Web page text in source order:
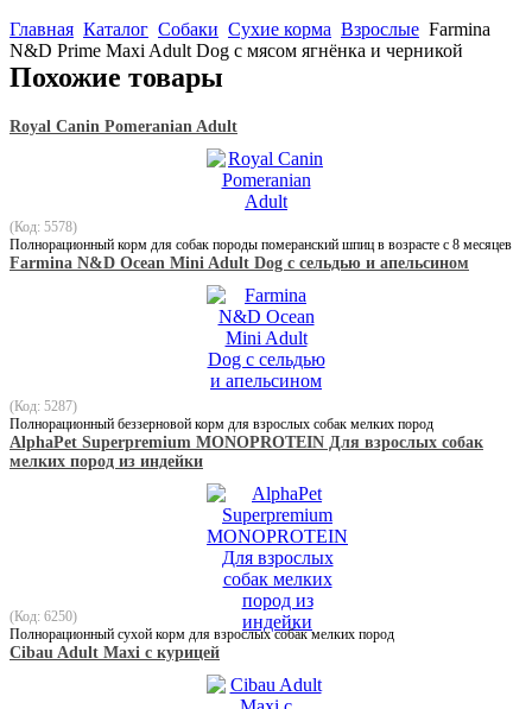
Главная Каталог Собаки Сухие корма Взрослые Farmina
N&D Prime Maxi Adult Dog с мясом ягнёнка и черникой
Похожие товары
Royal Canin Pomeranian Adult
(Код: 5578)
Полнорационный корм для собак породы померанский шпиц в возрасте с 8 месяцев
Farmina N&D Ocean Mini Adult Dog с сельдью и апельсином
(Код: 5287)
Полнорационный беззерновой корм для взрослых собак мелких пород
AlphaPet Superpremium MONOPROTEIN Для взрослых собак
мелких пород из индейки
(Код: 6250)
Полнорационный сухой корм для взрослых собак мелких пород
Cibau Adult Maxi с курицей